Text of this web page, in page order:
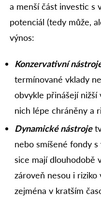
a menší část investic s
potenciál (tedy může,
výnos:
Konzervativní
termínované vklady
obvykle přinášejí nižší
nich lépe chráněny a
Dynamické nástroje
nebo smíšené fondy
sice mají dlouhodobě
zároveň nesou i
zejména v kratším